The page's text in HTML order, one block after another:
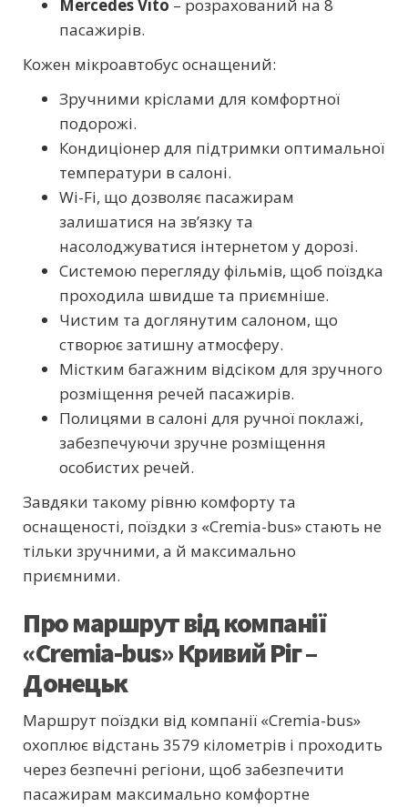
Mercedes Vito – розрахований на 8
пасажирів.
Кожен мікроавтобус оснащений:
Зручними кріслами для комфортної
подорожі.
Кондиціонер для підтримки оптимальної
температури в салоні.
Wi-Fi, що дозволяє пасажирам
залишатися на зв’язку та
насолоджуватися інтернетом у дорозі.
Системою перегляду фільмів, щоб поїздка
проходила швидше та приємніше.
Чистим та доглянутим салоном, що
створює затишну атмосферу.
Містким багажним відсіком для зручного
розміщення речей пасажирів.
Полицями в салоні для ручної поклажі,
забезпечуючи зручне розміщення
особистих речей.
Завдяки такому рівню комфорту та
оснащеності, поїздки з «Cremia-bus» стають не
тільки зручними, а й максимально
приємними.
Про маршрут від компанії
«Cremia-bus» Кривий Ріг –
Донецьк
Маршрут поїздки від компанії «Cremia-bus»
охоплює відстань 3579 кілометрів і проходить
через безпечні регіони, щоб забезпечити
пасажирам максимально комфортне